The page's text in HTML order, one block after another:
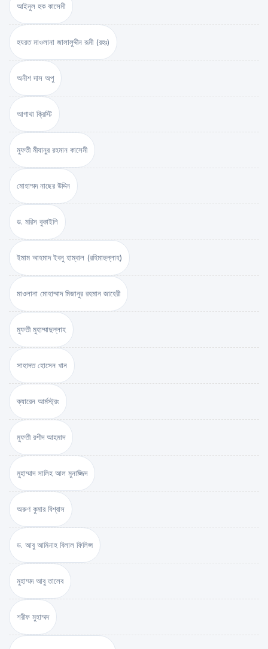
আইনুল হক কাসেমী
হযরত মাওলানা জালালুদ্দীন রূমী (রহঃ)
অনীশ দাস অপু
আগাথা ক্রিস্টি
মুফতী মীযানুর রহমান কাসেমী
মোহাম্মদ নাছের উদ্দিন
ড. মরিস বুকাইলি
ইমাম আহমাদ ইবনু হাম্বাল (রহিমাহুল্লাহ)
মাওলানা মোহাম্মাদ মিজানুর রহমান জাহেরী
মুফতী মুহাম্মাদুল্লাহ
সাহাদত হোসেন খান
ক্যারেন আর্মস্ট্রং
মুফতী রশীদ আহমাদ
মুহাম্মাদ সালিহ আল মুনাজ্জিদ
অরুণ কুমার বিশ্বাস
ড. আবু আমিনাহ বিলাল ফিলিপ্স
মুহাম্মদ আবু তালেব
শরীফ মুহাম্মদ